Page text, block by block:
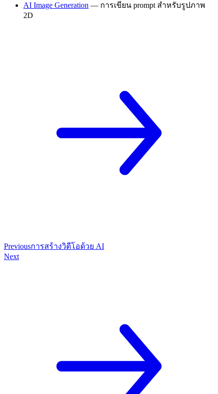
AI Image Generation — การเขียน prompt สำหรับรูปภาพ
2D
Previousการสร้างวิดีโอด้วย AI
Next